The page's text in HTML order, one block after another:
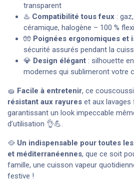
transparent
♨️ Compatibilité tous feux :
céramique, halogène – 100 %
🧤 Poignées ergonomiques et
sécurité assurés pendant la
💎 Design élégant : silhouette
modernes qui sublimeront votre
🧽 Facile à entretenir, ce
résistant aux rayures et aux
garantissant un look impeccable
d’utilisation 👌💪.
🥘 Un indispensable pour toutes
et méditerranéennes, que ce soit
famille, une cuisson vapeur
festive !